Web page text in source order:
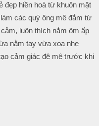
đẹp hiền hoà từ khuôn mặt
các quý ông mê đắm từ
luôn thích nằm ôm ấp
nằm tay vừa xoa nhẹ
cảm giác đê mê trước khi